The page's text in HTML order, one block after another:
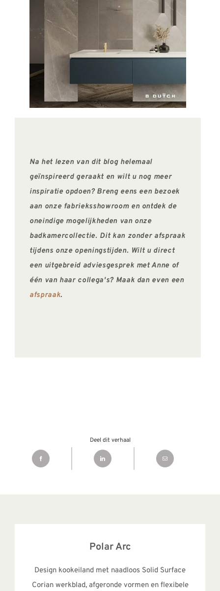
Na het lezen van dit blog helemaal
geïnspireerd geraakt en wilt u nog meer
inspiratie opdoen? Breng eens een bezoek
aan onze fabrieksshowroom en ontdek de
oneindige mogelijkheden van onze
badkamercollectie. Dit kan zonder afspraak
tijdens onze openingstijden. Wilt u direct
een uitgebreid adviesgesprek met Anne of
één van haar collega's? Maak dan even een
afspraak.
Deel dit verhaal
Polar Arc
Design kookeiland met naadloos Solid Surface
Corian werkblad, afgeronde vormen en flexibele